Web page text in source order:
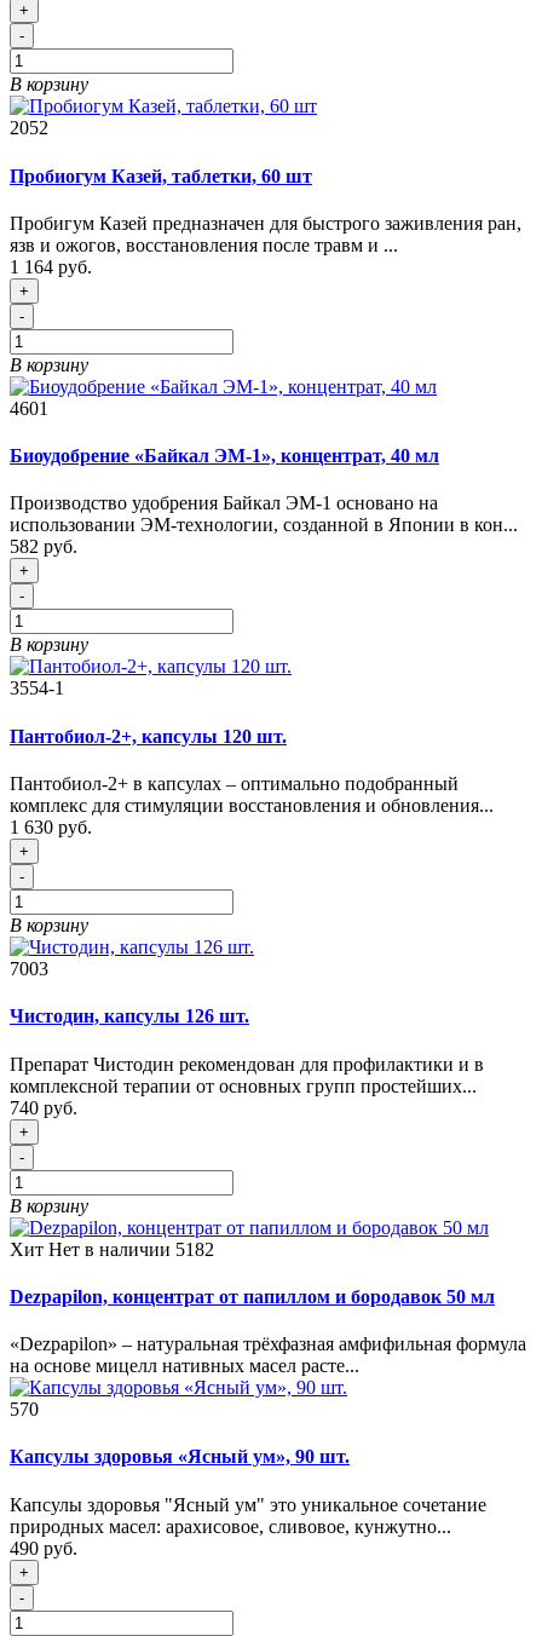
+
-
В корзину
2052
Пробиогум Казей, таблетки, 60 шт
Пробигум Казей предназначен для быстрого заживления ран,
язв и ожогов, восстановления после травм и ...
1 164 руб.
+
-
В корзину
4601
Биоудобрение «Байкал ЭМ-1», концентрат, 40 мл
Производство удобрения Байкал ЭМ-1 основано на
использовании ЭМ-технологии, созданной в Японии в кон...
582 руб.
+
-
В корзину
3554-1
Пантобиол-2+, капсулы 120 шт.
Пантобиол-2+ в капсулах – оптимально подобранный
комплекс для стимуляции восстановления и обновления...
1 630 руб.
+
-
В корзину
7003
Чистодин, капсулы 126 шт.
Препарат Чистодин рекомендован для профилактики и в
комплексной терапии от основных групп простейших...
740 руб.
+
-
В корзину
Хит Нет в наличии 5182
Dezpapilon, концентрат от папиллом и бородавок 50 мл
«Dezpapilon» – натуральная трёхфазная амфифильная формула
на основе мицелл нативных масел расте...
570
Капсулы здоровья «Ясный ум», 90 шт.
Капсулы здоровья "Ясный ум" это уникальное сочетание
природных масел: арахисовое, сливовое, кунжутно...
490 руб.
+
-